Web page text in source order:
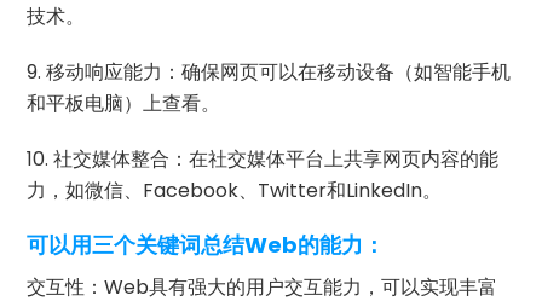
技术。
9. 移动响应能力：确保网页可以在移动设备（如智能手机
和平板电脑）上查看。
10. 社交媒体整合：在社交媒体平台上共享网页内容的能
力，如微信、Facebook、Twitter和LinkedIn。
可以用三个关键词总结Web的能力：
交互性：Web具有强大的用户交互能力，可以实现丰富